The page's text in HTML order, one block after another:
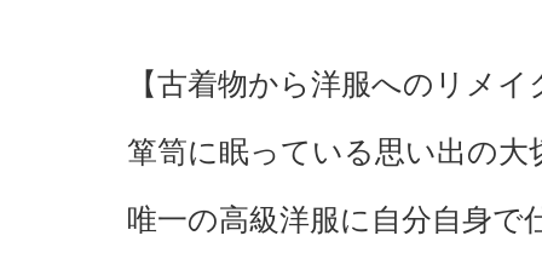
【古着物から洋服へのリメイ
箪笥に眠っている思い出の
唯一の高級洋服に自分自身